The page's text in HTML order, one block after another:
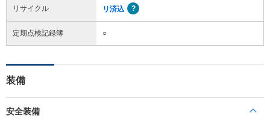
リサイクル リ済込
定期点検記録簿 ○
装備
安全装備